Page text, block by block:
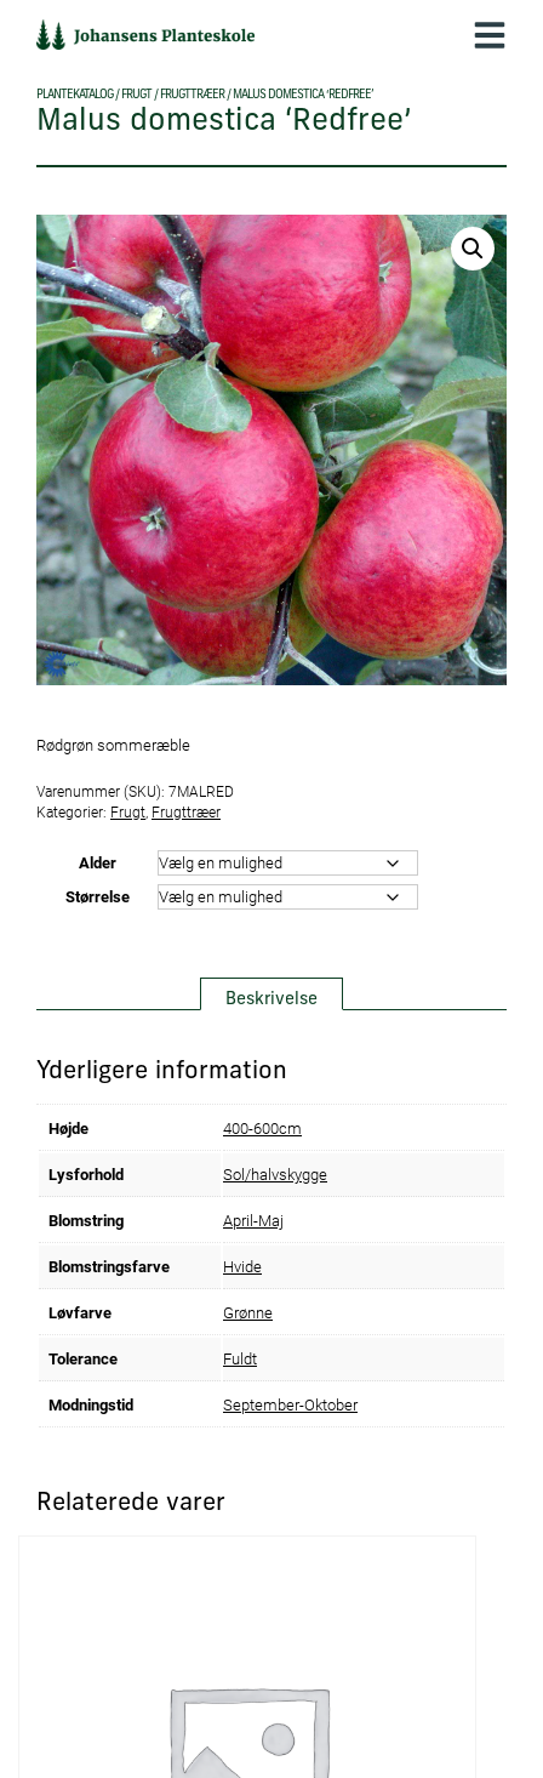
indholdet
PLANTEKATALOG/ FRUGT / FRUGTTRÆER/ MALUS DOMESTICA ‘REDFREE’
Malus domestica ‘Redfree’
Rødgrøn sommeræble
Varenummer (SKU): 7MALRED
Kategorier: Frugt Frugttræer
Alder
Størrelse
Beskrivelse
Yderligere information
Højde 400-600cm
Lysforhold Sol/halvskygge
Blomstring April-Maj
Blomstringsfarve Hvide
Løvfarve Grønne
Tolerance Fuldt
Modningstid September-Oktober
Relaterede varer